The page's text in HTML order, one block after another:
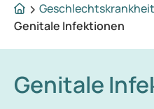
Genitale Infektionen
Genitale